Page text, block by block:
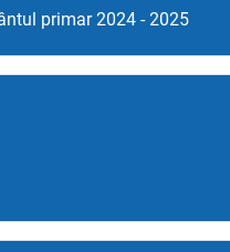
primar 2024 - 2025